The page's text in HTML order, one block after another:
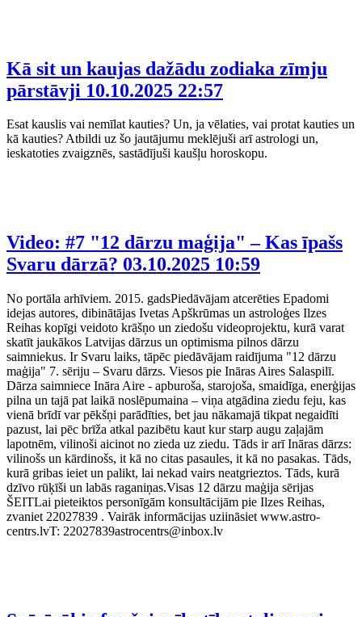
Kā sit un kaujas dažādu zodiaka zīmju
pārstāvji 10.10.2025 22:57
Esat kauslis vai nemīlat kauties? Un, ja vēlaties, vai protat kauties un
kā kauties? Atbildi uz šo jautājumu meklējuši arī astrologi un,
ieskatoties zvaigznēs, sastādījuši kaušļu horoskopu.
Video: #7 "12 dārzu maģija" – Kas īpašs
Svaru dārzā? 03.10.2025 10:59
No portāla arhīviem. 2015. gadsPiedāvājam atcerēties Epadomi
idejas autores, dibinātājas Ivetas Apškrūmas un astroloģes Ilzes
Reihas kopīgi veidoto krāšņo un ziedošu videoprojektu, kurā varat
skatīt jaukākos Latvijas dārzus un optimisma pilnos dārzu
saimniekus. Ir Svaru laiks, tāpēc piedāvājam raidījuma "12 dārzu
maģija" 7. sēriju – Svaru dārzs. Viesos pie Ināras Aires Salaspilī.
Dārza saimniece Ināra Aire - apburoša, starojoša, smaidīga, enerģijas
pilna un tajā pat laikā noslēpumaina – viņa atgādina ziedu feju, kas
vienā brīdī var pēkšņi parādīties, bet jau nākamajā tikpat negaidīti
pazust, lai pēc brīža atkal pazibētu kaut kur starp augu zaļajām
lapotnēm, vilinoši aicinot no zieda uz ziedu. Tāds ir arī Ināras dārzs:
vilinošs un kārdinošs, it kā no citas pasaules, it kā no pasakas. Tāds,
kurā gribas ieiet un palikt, lai nekad vairs neatgrieztos. Tāds, kurā
dzīvo rūķīši un labās raganiņas.Visas 12 dārzu maģija sērijas
ŠEITLai pieteiktos personīgām konsultācijām pie Ilzes Reihas,
zvaniet 22027839 . Vairāk informācijas uziināsiet www.astro-
centrs.lvT: 22027839astrocentrs@inbox.lv